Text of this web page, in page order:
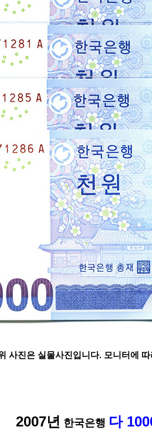
사진은 실물사진입니다. 모니터에
2007년 한국은행 다